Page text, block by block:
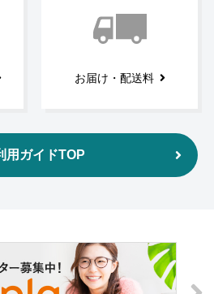
お届け・配送料
用ガイドTOP